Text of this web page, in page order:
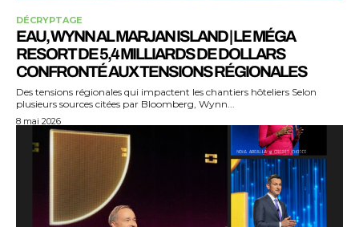
DÉCRYPTAGE
EAU, WYNN AL MARJAN ISLAND | LE MÉGA
RESORT DE 5,4 MILLIARDS DE DOLLARS
CONFRONTÉ AUX TENSIONS RÉGIONALES
Des tensions régionales qui impactent les chantiers hôteliers Selon
plusieurs sources citées par Bloomberg, Wynn...
8 mai 2026